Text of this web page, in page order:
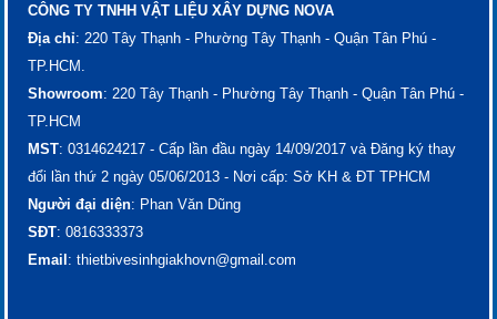
CÔNG TY TNHH VẬT LIỆU XÂY DỰNG NOVA
Địa chỉ: 220 Tây Thạnh - Phường Tây Thạnh - Quận Tân Phú -
TP.HCM.
Showroom: 220 Tây Thạnh - Phường Tây Thạnh - Quận Tân Phú -
TP.HCM
MST: 0314624217 - Cấp lần đầu ngày 14/09/2017 và Đăng ký thay
đổi lần thứ 2 ngày 05/06/2013 - Nơi cấp: Sở KH & ĐT TPHCM
Người đại diện: Phan Văn Dũng
SĐT: ​​​​​​​​​0816333373
Email: thietbivesinhgiakhovn@gmail.com